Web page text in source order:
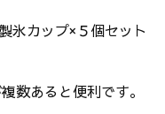
氷カップ×５個セット
数あると便利です。